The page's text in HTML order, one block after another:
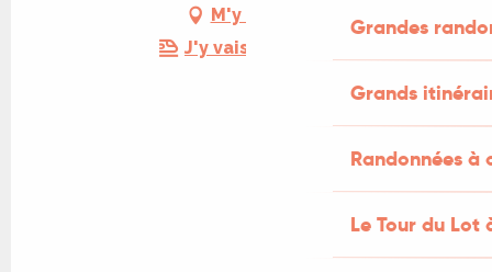
Grandes
Grands
Randonnées
Le Tour du Lot
M'y rendre
J'y vais en train !